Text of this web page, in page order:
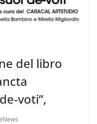
del libro
voti”,